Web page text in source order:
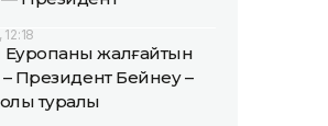
жалғайтын
– Президент Бейнеу –
туралы